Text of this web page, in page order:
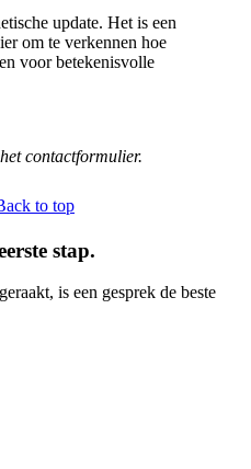
update. Het is een
om te verkennen hoe
voor betekenisvolle
contactformulier.
to top
stap.
is een gesprek de beste